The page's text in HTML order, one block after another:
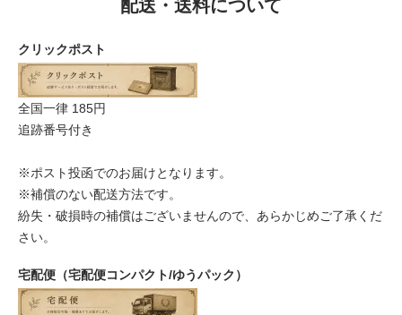
配送・送料について
クリックポスト
全国一律 185円
追跡番号付き
※ポスト投函でのお届けとなります。
※補償のない配送方法です。
紛失・破損時の補償はございませんので、あらかじめご了承くだ
さい。
宅配便（宅配便コンパクト/ゆうパック）